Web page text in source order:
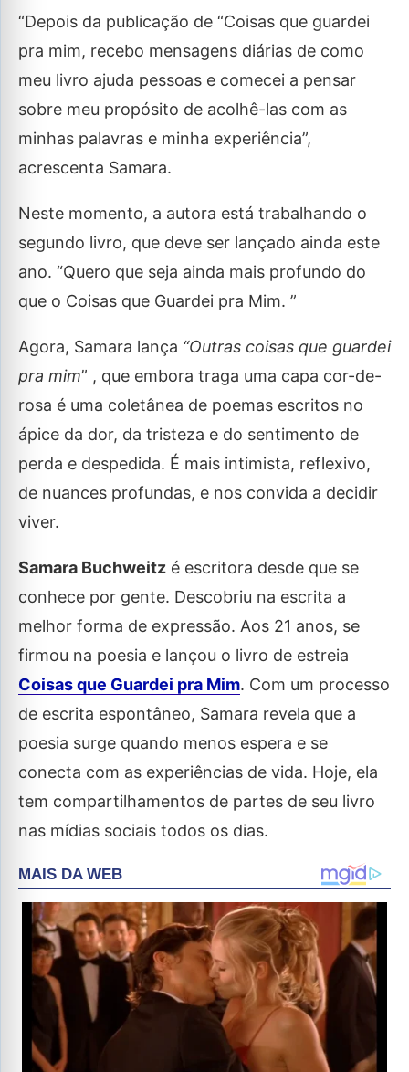
“Depois da publicação de “Coisas que guardei
pra mim, recebo mensagens diárias de como
meu livro ajuda pessoas e comecei a pensar
sobre meu propósito de acolhê-las com as
minhas palavras e minha experiência”,
acrescenta Samara.
Neste momento, a autora está trabalhando o
segundo livro, que deve ser lançado ainda este
ano. “Quero que seja ainda mais profundo do
que o Coisas que Guardei pra Mim. ”
Agora, Samara lança “Outras coisas que guardei
pra mim” , que embora traga uma capa cor-de-
rosa é uma coletânea de poemas escritos no
ápice da dor, da tristeza e do sentimento de
perda e despedida. É mais intimista, reflexivo,
de nuances profundas, e nos convida a decidir
viver.
Samara Buchweitz é escritora desde que se
conhece por gente. Descobriu na escrita a
melhor forma de expressão. Aos 21 anos, se
firmou na poesia e lançou o livro de estreia
Coisas que Guardei pra Mim. Com um processo
de escrita espontâneo, Samara revela que a
poesia surge quando menos espera e se
conecta com as experiências de vida. Hoje, ela
tem compartilhamentos de partes de seu livro
nas mídias sociais todos os dias.